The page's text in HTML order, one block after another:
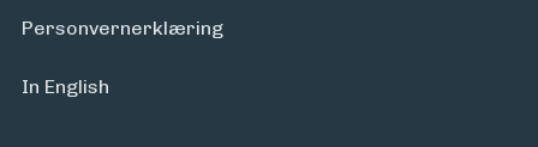
Personvern­erklæring
In English